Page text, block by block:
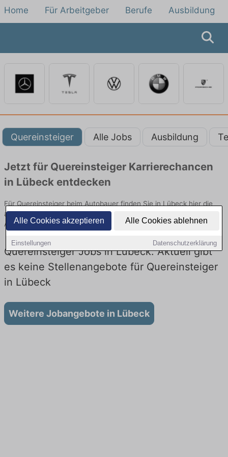
Alle Cookies akzeptieren Alle Cookies ablehnen
Einstellungen Datenschutzerklärung
Home Für Arbeitgeber Berufe Ausbildung
Quereinsteiger Alle Jobs Ausbildung
Jetzt für Quereinsteiger Karrierechancen
in Lübeck entdecken
Für Quereinsteiger beim Autobauer finden Sie in Lübeck hier die
aktuellsten Angebote. Entdecken Sie freie Optionen von Top-
Arbeitgebern und bewerben Sie sich noch heute.
Quereinsteiger Jobs in Lübeck: Aktuell gibt
es keine Stellenangebote für Quereinsteiger
in Lübeck
Weitere Jobangebote in Lübeck